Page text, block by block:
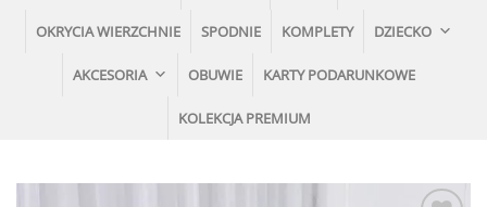
OKRYCIA WIERZCHNIE SPODNIE KOMPLETY DZIECKO
AKCESORIA OBUWIE KARTY PODARUNKOWE
KOLEKCJA PREMIUM